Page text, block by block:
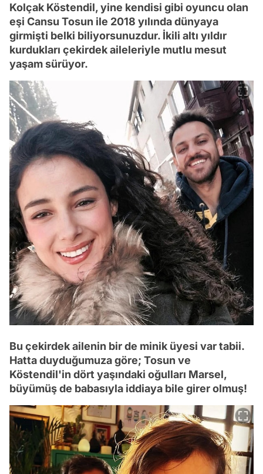
Kolçak Köstendil, yine kendisi gibi oyuncu olan
eşi Cansu Tosun ile 2018 yılında dünyaya
girmişti belki biliyorsunuzdur. İkili altı yıldır
kurdukları çekirdek aileleriyle mutlu mesut
yaşam sürüyor.
Bu çekirdek ailenin bir de minik üyesi var tabii.
Hatta duyduğumuza göre; Tosun ve
Köstendil'in dört yaşındaki oğulları Marsel,
büyümüş de babasıyla iddiaya bile girer olmuş!